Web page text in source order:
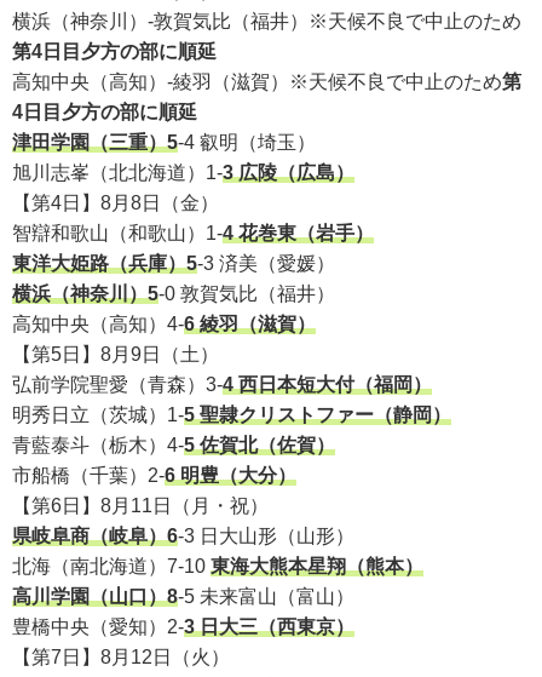
横浜（神奈川）-敦賀気比（福井）※天候不良で中止のため
第4日目夕方の部に順延
高知中央（高知）-綾羽（滋賀）※天候不良で中止のため第
4日目夕方の部に順延
津田学園（三重）5-4 叡明（埼玉）
旭川志峯（北北海道）1-3 広陵（広島）
【第4日】8月8日（金）
智辯和歌山（和歌山）1-4 花巻東（岩手）
東洋大姫路（兵庫）5-3 済美（愛媛）
横浜（神奈川）5-0 敦賀気比（福井）
高知中央（高知）4-6 綾羽（滋賀）
【第5日】8月9日（土）
弘前学院聖愛（青森）3-4 西日本短大付（福岡）
明秀日立（茨城）1-5 聖隷クリストファー（静岡）
青藍泰斗（栃木）4-5 佐賀北（佐賀）
市船橋（千葉）2-6 明豊（大分）
【第6日】8月11日（月・祝）
県岐阜商（岐阜）6-3 日大山形（山形）
北海（南北海道）7-10 東海大熊本星翔（熊本）
高川学園（山口）8-5 未来富山（富山）
豊橋中央（愛知）2-3 日大三（西東京）
【第7日】8月12日（火）